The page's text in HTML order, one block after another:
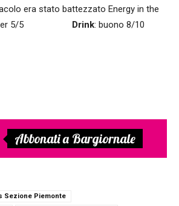
era stato battezzato Energy in the
5/5 Drink: buono 8/10
Abbonati a Bargiornale
Sezione Piemonte